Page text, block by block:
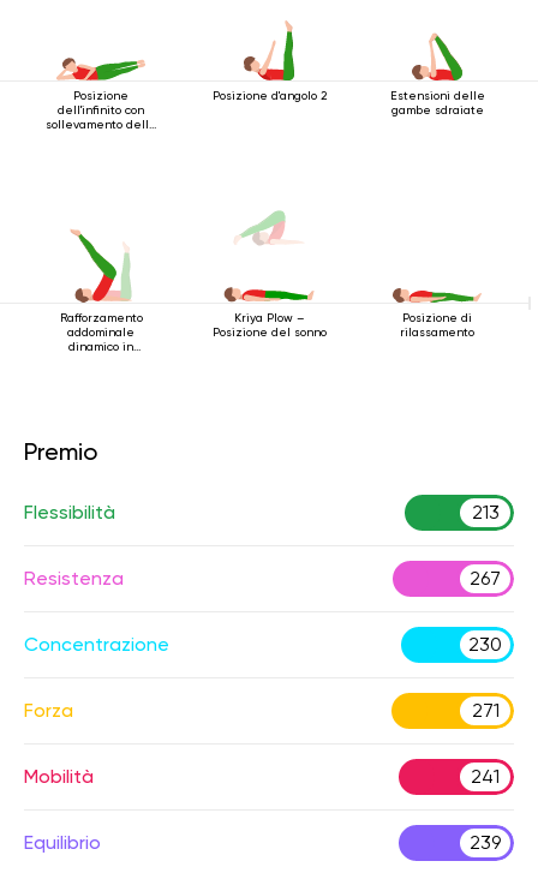
Posizione
dell'infinito con
sollevamento delle
Posizione d'angolo 2
Estensioni delle
gambe sdraiate
Rafforzamento
addominale
dinamico in
Kriya Plow –
Posizione del sonno
Posizione di
rilassamento
Premio
Flessibilità 213
Resistenza 267
Concentrazione 230
Forza 271
Mobilità 241
Equilibrio 239